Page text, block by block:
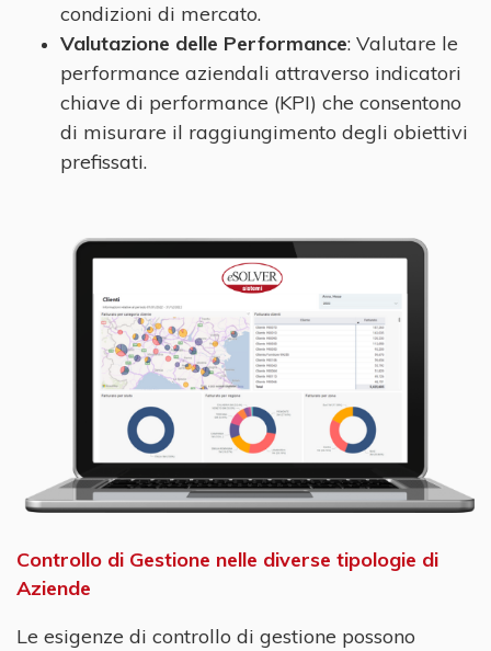
condizioni di mercato.
Valutazione delle Performance: Valutare le
performance aziendali attraverso indicatori
chiave di performance (KPI) che consentono
di misurare il raggiungimento degli obiettivi
prefissati.
Controllo di Gestione nelle diverse tipologie di
Aziende
Le esigenze di controllo di gestione possono